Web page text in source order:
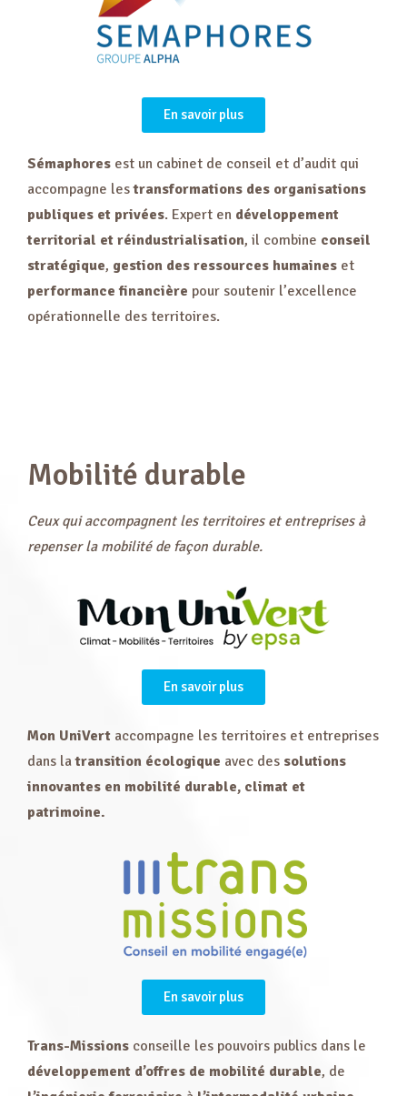
En savoir plus
Sémaphores est un cabinet de conseil et d’audit qui
accompagne lestransformations des organisations
publiques et privées. Expert en développement
territorial et réindustrialisation, il combine conseil
stratégique, gestion des ressources humaines et
performance financière pour soutenir l’excellence
opérationnelle des territoires.
Mobilité durable
Ceux qui accompagnent les territoires et entreprises à
repenser la mobilité de façon durable.
En savoir plus
Mon UniVert accompagne les territoires et entreprises
dans latransition écologique avec des solutions
innovantes en mobilité durable, climat et
patrimoine.
En savoir plus
Trans-Missions conseille les pouvoirs publics dans le
développement d’offres de mobilité durable, de